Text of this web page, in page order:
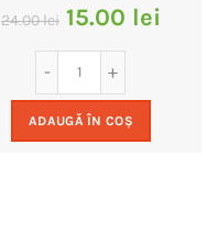
24.00lei Prețul
inițial
a
fost:
15.00 lei
ADAUGĂ ÎN COȘ